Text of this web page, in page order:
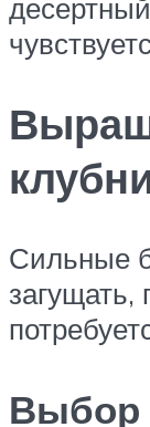
Сильные
загущать,
Выбор